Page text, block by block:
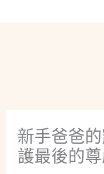
新手爸爸
護最後的